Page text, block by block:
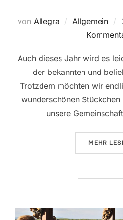
von Allegra Allgemein
Auch dieses Jahr wird es
der bekannten und
Trotzdem möchten wir
wunderschönen
unsere
MEHR